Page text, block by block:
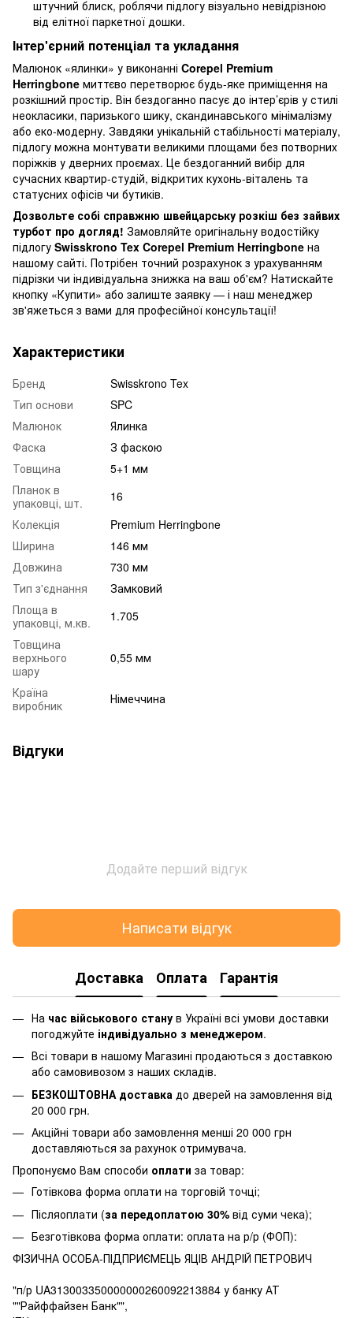
штучний блиск, роблячи підлогу візуально невідрізною
від елітної паркетної дошки.
Інтер'єрний потенціал та укладання
Малюнок «ялинки» у виконанні Corepel Premium
Herringbone миттєво перетворює будь-яке приміщення на
розкішний простір. Він бездоганно пасує до інтер’єрів у стилі
неокласики, паризького шику, скандинавського мінімалізму
або еко-модерну. Завдяки унікальній стабільності матеріалу,
підлогу можна монтувати великими площами без потворних
поріжків у дверних проємах. Це бездоганний вибір для
сучасних квартир-студій, відкритих кухонь-віталень та
статусних офісів чи бутиків.
Дозвольте собі справжню швейцарську розкіш без зайвих
турбот про догляд! Замовляйте оригінальну водостійку
підлогу Swisskrono Tex Corepel Premium Herringbone на
нашому сайті. Потрібен точний розрахунок з урахуванням
підрізки чи індивідуальна знижка на ваш об'єм? Натискайте
кнопку «Купити» або залиште заявку — і наш менеджер
зв'яжеться з вами для професійної консультації!
Характеристики
Бренд
Swisskrono Tex
Тип основи
SPC
Малюнок
Ялинка
Фаска
З фаскою
Товщина
5+1 мм
Планок в
упаковці, шт.
16
Колекція
Premium Herringbone
Ширина
146 мм
Довжина
730 мм
Тип з'єднання
Замковий
Площа в
упаковці, м.кв.
1.705
Товщина
верхнього
шару
0,55 мм
Країна
виробник
Німеччина
Відгуки
Додайте перший відгук
Написати відгук
Доставка Оплата Гарантія
На час військового стану в Україні всі умови доставки
погоджуйте індивідуально з менеджером.
Всі товари в нашому Магазині продаються з доставкою
або самовивозом з наших складів.
БЕЗКОШТОВНА доставка до дверей на замовлення від
20 000 грн.
Акційні товари або замовлення менші 20 000 грн
доставляються за рахунок отримувача.
Пропонуємо Вам способи оплати за товар:
Готівкова форма оплати на торговій точці;
Післяоплати (за передоплатою 30% від суми чека);
Безготівкова форма оплати: оплата на р/р (ФОП):
ФІЗИЧНА ОСОБА-ПІДПРИЄМЕЦЬ ЯЦІВ АНДРІЙ ПЕТРОВИЧ
"п/р UA313003350000000260092213884 у банку АТ
""Райффайзен Банк"",